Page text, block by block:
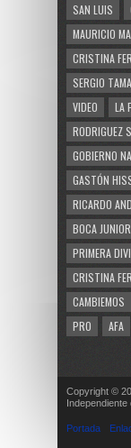
SAN LUIS
MAURICIO
CRISTINA
SERGIO
VIDEO
LA
RODRIGUEZ
GOBIERNO
GASTÓN
RICARDO
BOCA
PRIMERA
CRISTINA
CAMBIEMOS
PRO
AFA
Copyright ©
Independiente
Portada